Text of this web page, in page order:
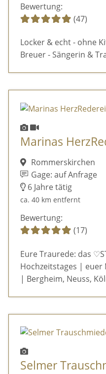
Bewertung:
(47)
Locker & echt - ohne
Breuer - Sängerin &
Marinas
Rommerskirchen
Gage: auf Anfrage
6 Jahre tätig
ca. 40 km entfernt
Bewertung:
(17)
Eure Traurede: das
Hochzeitstages | euer
| Bergheim, Neuss,
Selmer